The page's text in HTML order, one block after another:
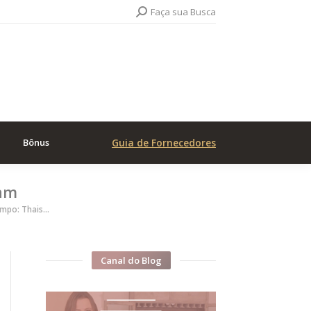
Search:Faça sua Busca
Bônus Guia de Fornecedores
Thais…
Canal do Blog